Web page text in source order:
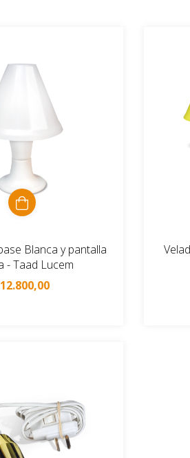
Blanca y pantalla
- Taad Lucem